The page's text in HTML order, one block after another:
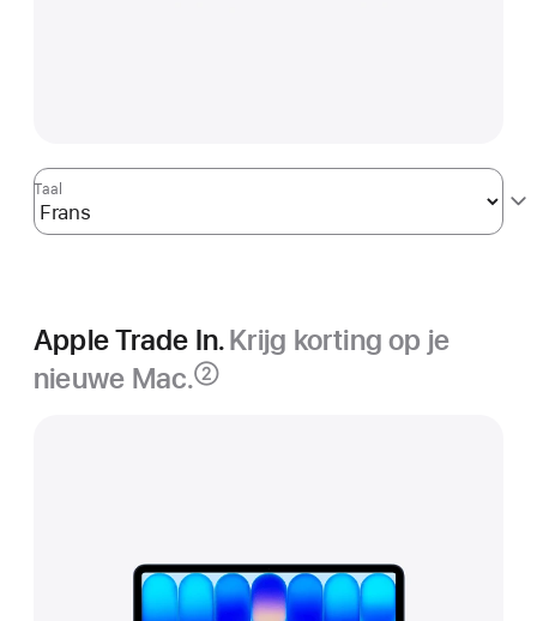
Taal
Apple Trade In.Krijg korting op je
nieuwe Mac.②